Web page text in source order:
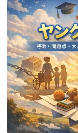
本音がわから
不安・生きづ
インナーチャ
商品ページ
おもいのままに
親サイト「セレ